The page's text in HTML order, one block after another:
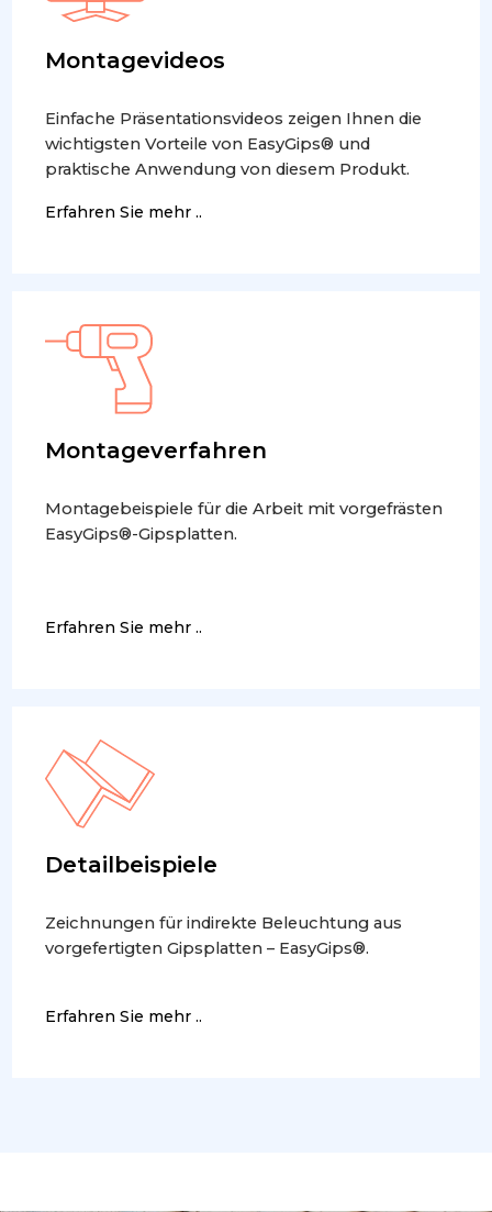
Montagevideos
Einfache Präsentationsvideos zeigen Ihnen die
wichtigsten Vorteile von EasyGips® und
praktische Anwendung von diesem Produkt.
Erfahren Sie mehr ..
Montageverfahren
Montagebeispiele für die Arbeit mit vorgefrästen
EasyGips®-Gipsplatten.
Erfahren Sie mehr ..
Detailbeispiele
Zeichnungen für indirekte Beleuchtung aus
vorgefertigten Gipsplatten – EasyGips®.
Erfahren Sie mehr ..